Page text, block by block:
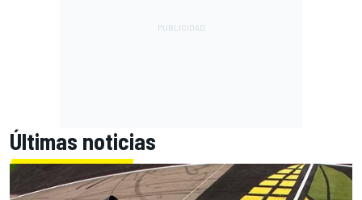
Últimas noticias